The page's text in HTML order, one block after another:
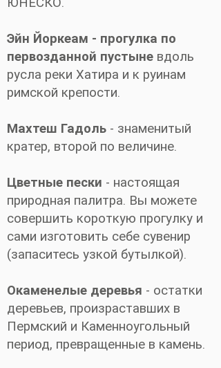
Эйн Йоркеам - прогулка по
первозданной пустыне вдоль
русла реки Хатира и к руинам
римской крепости.
Махтеш Гадоль - знаменитый
кратер, второй по величине.
Цветные пески - настоящая
природная палитра. Вы можете
совершить короткую прогулку и
сами изготовить себе сувенир
(запаситесь узкой бутылкой).
Окаменелые деревья - остатки
деревьев, произраставших в
Пермский и Каменноугольный
период, превращенные в камень.